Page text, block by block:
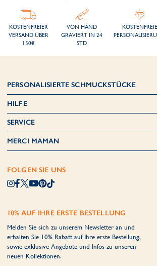
KOSTENFREIER
VERSAND ÜBER
150€
VON HAND
GRAVIERT IN 24
STD
KOSTENFREIE
PERSONALISIERTE SCHMUCKSTÜCKE
HILFE
SERVICE
MERCI MAMAN
FOLGEN SIE UNS
10% AUF IHRE ERSTE BESTELLUNG
Melden Sie sich zu unserem Newsletter an und
erhalten Sie 10% Rabatt auf Ihre erste Bestellung,
sowie exklusive Angebote und Infos zu unseren
neuen Kollektionen.